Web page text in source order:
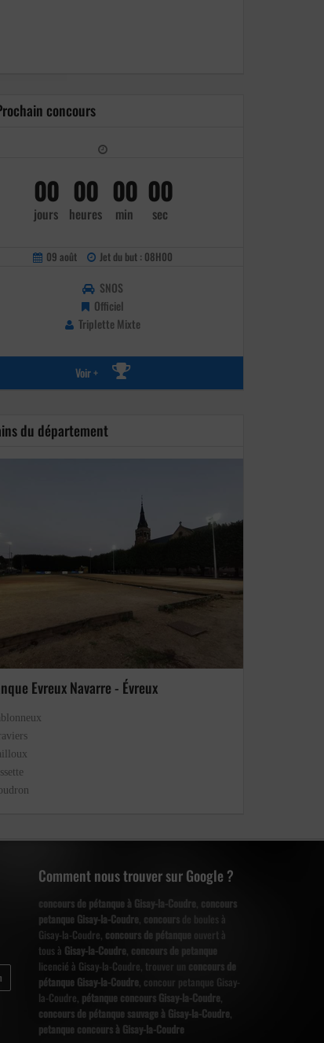
concours
00
jours
00
heures
00
min
00
sec
09 août Jet du but : 08H00
SNOS
Officiel
Triplette Mixte
Voir +
du département
Evreux Navarre - Évreux
Comment nous trouver sur Google ?
concours de pétanque à Gisay-la-Coudre, concours
petanque Gisay-la-Coudre, concours
de boules à
Gisay-la-Coudre, concours de pétanque
ouvert à
tous à Gisay-la-Coudre, concours de petanque
licencié à Gisay-la-Coudre, trouver un concours de
pétanque Gisay-la-Coudre, concour petanque Gisay-
la-Coudre, pétanque concours Gisay-la-Coudre,
concours de pétanque sauvage à Gisay-la-Coudre,
petanque concours à Gisay-la-Coudre